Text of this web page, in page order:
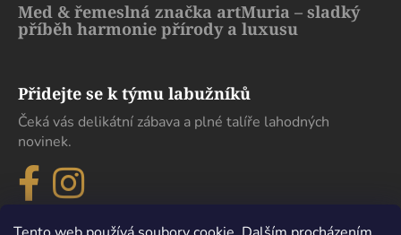
Med & řemeslná značka artMuria – sladký
příběh harmonie přírody a luxusu
Přidejte se k týmu labužníků
Čeká vás delikátní zábava a plné talíře lahodných
novinek.